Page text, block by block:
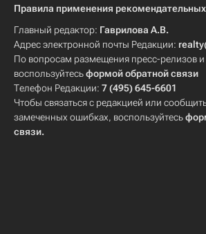
Правила применения рекомендательных
Главный редактор: Гаврилова А.В.
Адрес электронной почты Редакции:
По вопросам размещения пресс-релизов
воспользуйтесьформой обратной связи
Телефон Редакции: 7 (495) 645-6601
Чтобы связаться с редакцией или
замеченных ошибках, воспользуйтесь
связи.